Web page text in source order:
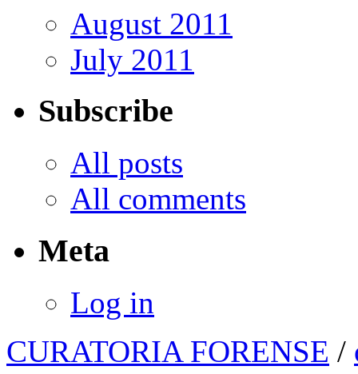
August 2011
July 2011
Subscribe
All posts
All comments
Meta
Log in
CURATORIA FORENSE /